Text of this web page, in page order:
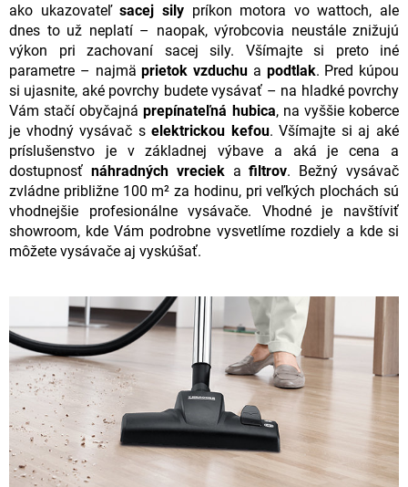
ako ukazovateľsacej silypríkon motora vo wattoch, ale
dnes to už neplatí – naopak, výrobcovia neustále znižujú
výkon pri zachovaní sacej sily. Všímajte si preto iné
parametre – najmäprietok vzduchu a podtlak. Pred kúpou
si ujasnite, aké povrchy budete vysávať – na hladké povrchy
Vám stačí obyčajnáprepínateľná hubica, na vyššie koberce
je vhodný vysávač selektrickou kefou. Všímajte si aj aké
príslušenstvo je v základnej výbave a aká je cena a
dostupnosť náhradných vreciekafiltrov. Bežný vysávač
zvládne približne 100 m² za hodinu, pri veľkých plochách sú
vhodnejšie profesionálne vysávače. Vhodné je navštíviť
showroom, kde Vám podrobne vysvetlíme rozdiely a kde si
môžete vysávače aj vyskúšať.